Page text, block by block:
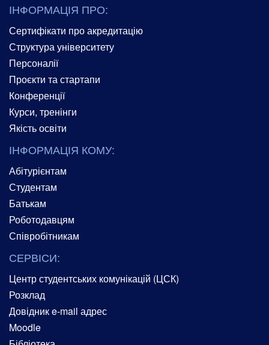
ІНФОРМАЦІЯ ПРО:
Сертифікати про акредитацію
Структура університету
Персоналії
Проєкти та стартапи
Конференції
Курси, тренінги
Якість освіти
ІНФОРМАЦІЯ КОМУ:
Абітурієнтам
Студентам
Батькам
Роботодавцям
Співробітникам
СЕРВІСИ:
Центр студентських комунікацій (ЦСК)
Розклад
Довідник e-mail адрес
Moodle